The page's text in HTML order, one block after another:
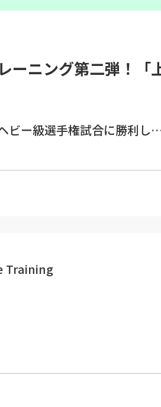
ーニング第二弾！「
ビー級選手権試合に勝利し
！！！
いぞ！！』
Training